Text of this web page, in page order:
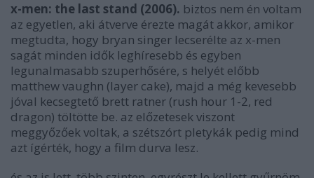
x-men: the last stand (2006). biztos nem én voltam
az egyetlen, aki átverve érezte magát akkor, amikor
megtudta, hogy bryan singer lecserélte az x-men
sagát minden idők leghíresebb és egyben
legunalmasabb szuperhősére, s helyét előbb
matthew vaughn (layer cake), majd a még kevesebb
jóval kecsegtető brett ratner (rush hour 1-2, red
dragon) töltötte be. az előzetesek viszont
meggyőzőek voltak, a szétszórt pletykák pedig mind
azt ígérték, hogy a film durva lesz.